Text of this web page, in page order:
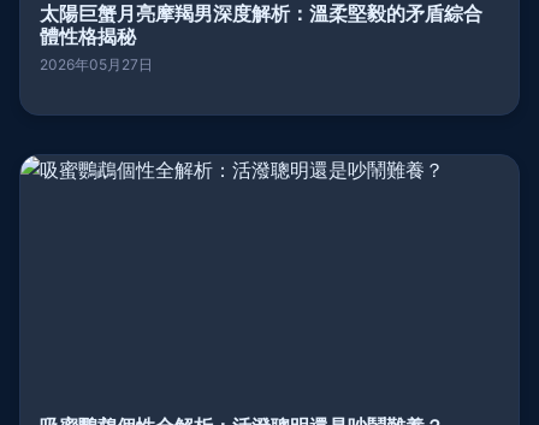
太陽巨蟹月亮摩羯男深度解析：溫柔堅毅的矛盾綜合
體性格揭秘
2026年05月27日